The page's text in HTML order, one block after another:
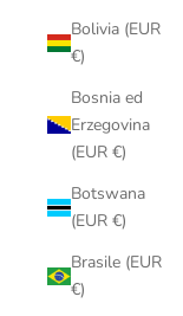
Bolivia (EUR
€)
Bosnia ed
Erzegovina
(EUR €)
Botswana
(EUR €)
Brasile (EUR
€)